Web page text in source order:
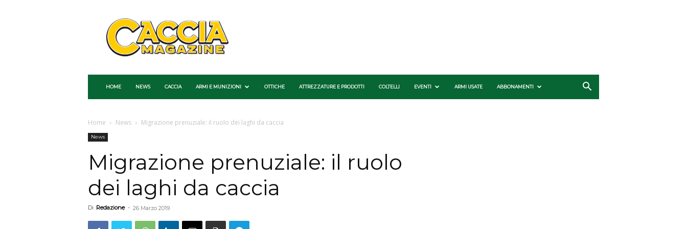
Caccia
Magazine
HOME NEWS CACCIA ARMI E MUNIZIONI OTTICHE ATTREZZATURE E PRODOTTI COLTELLI EVENTI ARMI USATE ABBONAMENTI
Home News Migrazione prenuziale: il ruolo dei laghi da caccia
News
Migrazione prenuziale: il ruolo
dei laghi da caccia
Di Redazione - 26 Marzo 2019